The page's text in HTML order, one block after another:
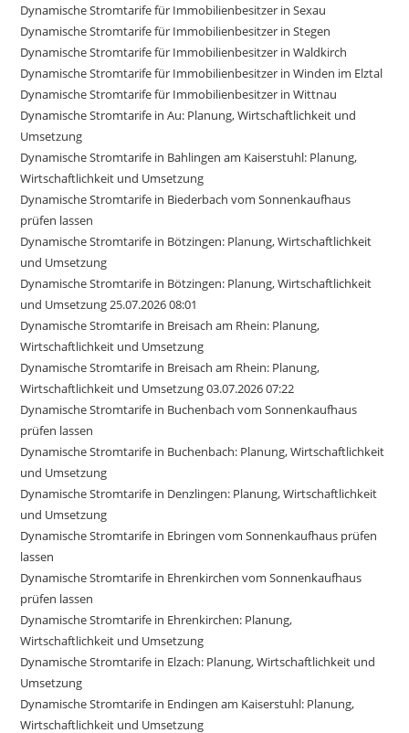
Dynamische Stromtarife für Immobilienbesitzer in Sexau
Dynamische Stromtarife für Immobilienbesitzer in Stegen
Dynamische Stromtarife für Immobilienbesitzer in Waldkirch
Dynamische Stromtarife für Immobilienbesitzer in Winden im Elztal
Dynamische Stromtarife für Immobilienbesitzer in Wittnau
Dynamische Stromtarife in Au: Planung, Wirtschaftlichkeit und
Umsetzung
Dynamische Stromtarife in Bahlingen am Kaiserstuhl: Planung,
Wirtschaftlichkeit und Umsetzung
Dynamische Stromtarife in Biederbach vom Sonnenkaufhaus
prüfen lassen
Dynamische Stromtarife in Bötzingen: Planung, Wirtschaftlichkeit
und Umsetzung
Dynamische Stromtarife in Bötzingen: Planung, Wirtschaftlichkeit
und Umsetzung 25.07.2026 08:01
Dynamische Stromtarife in Breisach am Rhein: Planung,
Wirtschaftlichkeit und Umsetzung
Dynamische Stromtarife in Breisach am Rhein: Planung,
Wirtschaftlichkeit und Umsetzung 03.07.2026 07:22
Dynamische Stromtarife in Buchenbach vom Sonnenkaufhaus
prüfen lassen
Dynamische Stromtarife in Buchenbach: Planung, Wirtschaftlichkeit
und Umsetzung
Dynamische Stromtarife in Denzlingen: Planung, Wirtschaftlichkeit
und Umsetzung
Dynamische Stromtarife in Ebringen vom Sonnenkaufhaus prüfen
lassen
Dynamische Stromtarife in Ehrenkirchen vom Sonnenkaufhaus
prüfen lassen
Dynamische Stromtarife in Ehrenkirchen: Planung,
Wirtschaftlichkeit und Umsetzung
Dynamische Stromtarife in Elzach: Planung, Wirtschaftlichkeit und
Umsetzung
Dynamische Stromtarife in Endingen am Kaiserstuhl: Planung,
Wirtschaftlichkeit und Umsetzung